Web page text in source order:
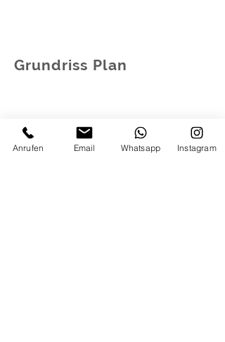
Grundriss Plan
Anrufen Email Whatsapp Instagram